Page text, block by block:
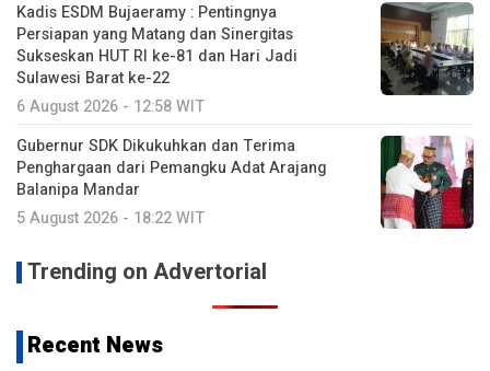
Kadis ESDM Bujaeramy : Pentingnya
Persiapan yang Matang dan Sinergitas
Sukseskan HUT RI ke-81 dan Hari Jadi
Sulawesi Barat ke-22
6 August 2026 - 12:58 WIT
Gubernur SDK Dikukuhkan dan Terima
Penghargaan dari Pemangku Adat Arajang
Balanipa Mandar
5 August 2026 - 18:22 WIT
Trending on Advertorial
Recent News